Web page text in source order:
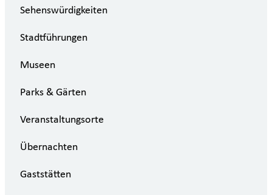
Sehenswürdigkeiten
Stadtführungen
Museen
Parks & Gärten
Veranstaltungsorte
Übernachten
Gaststätten